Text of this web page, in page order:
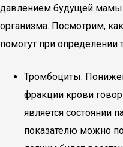
давлением будущей мамы
организма. Посмотрим,
помогут при определении
Тромбоциты.
фракции крови
является состоянии
показателю можно